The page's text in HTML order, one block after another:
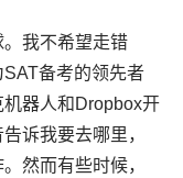
我不希望走错
备考的领先者
器人和Dropbox开
诉我要去哪里，
然而有些时候，